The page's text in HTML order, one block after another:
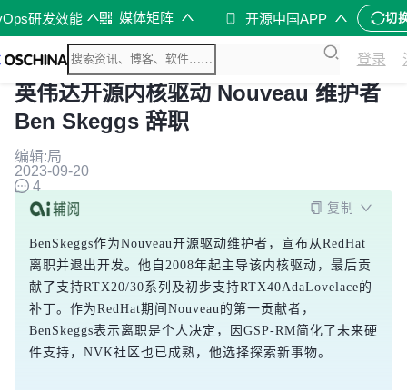
研发效能 媒体矩阵 开源中国APP 切
登录
英伟达开源内核驱动 Nouveau 维护者
Ben Skeggs 辞职
编辑:局
2023-09-20
4
复制
BenSkeggs作为Nouveau开源驱动维护者，宣布从RedHat
离职并退出开发。他自2008年起主导该内核驱动，最后贡
献了支持RTX20/30系列及初步支持RTX40AdaLovelace的
补丁。作为RedHat期间Nouveau的第一贡献者，
BenSkeggs表示离职是个人决定，因GSP-RM简化了未来硬
件支持，NVK社区也已成熟，他选择探索新事物。